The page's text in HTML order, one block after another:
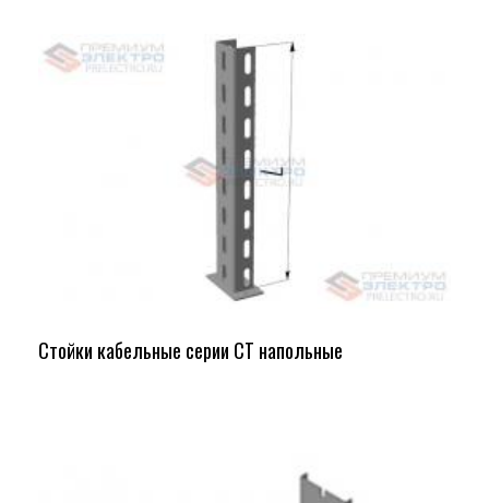
Стойки кабельные серии СТ напольные